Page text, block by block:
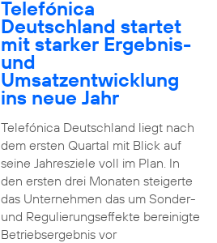
Telefónica
Deutschland startet
mit starker Ergebnis-
und
Umsatzentwicklung
ins neue Jahr
Telefónica Deutschland liegt nach
dem ersten Quartal mit Blick auf
seine Jahresziele voll im Plan. In
den ersten drei Monaten steigerte
das Unternehmen das um Sonder-
und Regulierungseffekte bereinigte
Betriebsergebnis vor